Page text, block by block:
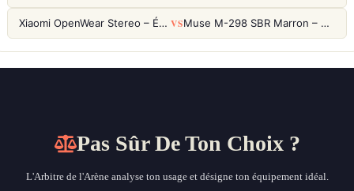
Xiaomi OpenWear Stereo – Écouteurs Open-Ear Hi-Res avec réduction de fuite sonore VS Muse M-298 SBR Marron – Casque Bluetooth ANC avec 66h d'autonomie
Pas Sûr De Ton Choix ?
L'Arbitre de l'Arène analyse ton usage et désigne ton équipement idéal.